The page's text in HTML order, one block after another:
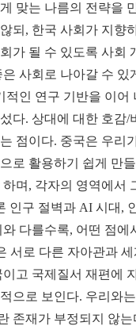
맞는 나름의 전략을
되, 한국 사회가 지향
가 될 수 있도록 사회
사회로 나아갈 수
적인 연구 기반을 이
다. 상대에 대한 호감
점이다. 중국은 우리
로 활용하기 쉽게 만
며, 각자의 영역에서
인구 절벽과 AI 시대,
다를수록, 어떤 점에
서로 다른 자아관과
고 국제질서 재편에
으로 보인다. 우리와
존재가 부정되지 않